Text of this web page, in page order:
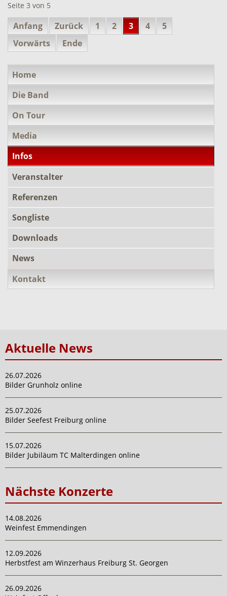
Seite 3 von 5
Anfang Zurück 1 2 3 4
5
Vorwärts
Ende
überspringen
Home
Die Band
On Tour
Media
Infos
Veranstalter
Referenzen
Songliste
Downloads
News
Kontakt
Aktuelle News
26.07.2026
Bilder Grunholz online
25.07.2026
Bilder Seefest Freiburg online
15.07.2026
Bilder Jubiläum TC Malterdingen online
Nächste Konzerte
14.08.2026
Weinfest Emmendingen
12.09.2026
Herbstfest am Winzerhaus Freiburg St. Georgen
26.09.2026